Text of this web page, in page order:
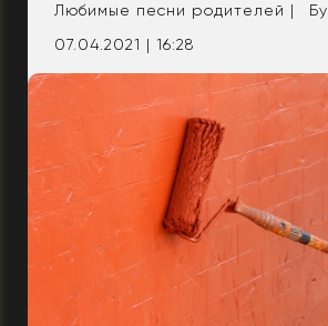
Любимые песни родителей |
07.04.2021 | 16:28